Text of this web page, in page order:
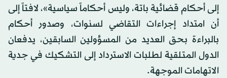
إلى أحكام قضائية باتة، وليس أحكاماً سياسية»، لافتاً إلى
أن امتداد إجراءات التقاضي لسنوات، وصدور أحكام
بالبراءة بحق العديد من المسؤولين السابقين، يدفعان
الدول المتلقية لطلبات الاسترداد إلى التشكيك في جدية
الاتهامات الموجهة.